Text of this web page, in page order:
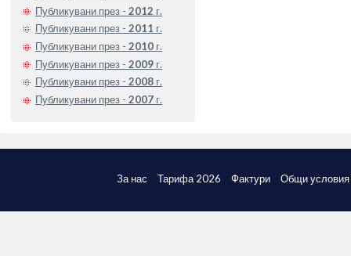
Публикувани през - 2012 г.
Публикувани през - 2011 г.
Публикувани през - 2010 г.
Публикувани през - 2009 г.
Публикувани през - 2008 г.
Публикувани през - 2007 г.
За нас Тарифа 2026 Фактури Общи условия